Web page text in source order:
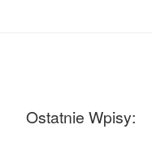
Ostatnie Wpisy: